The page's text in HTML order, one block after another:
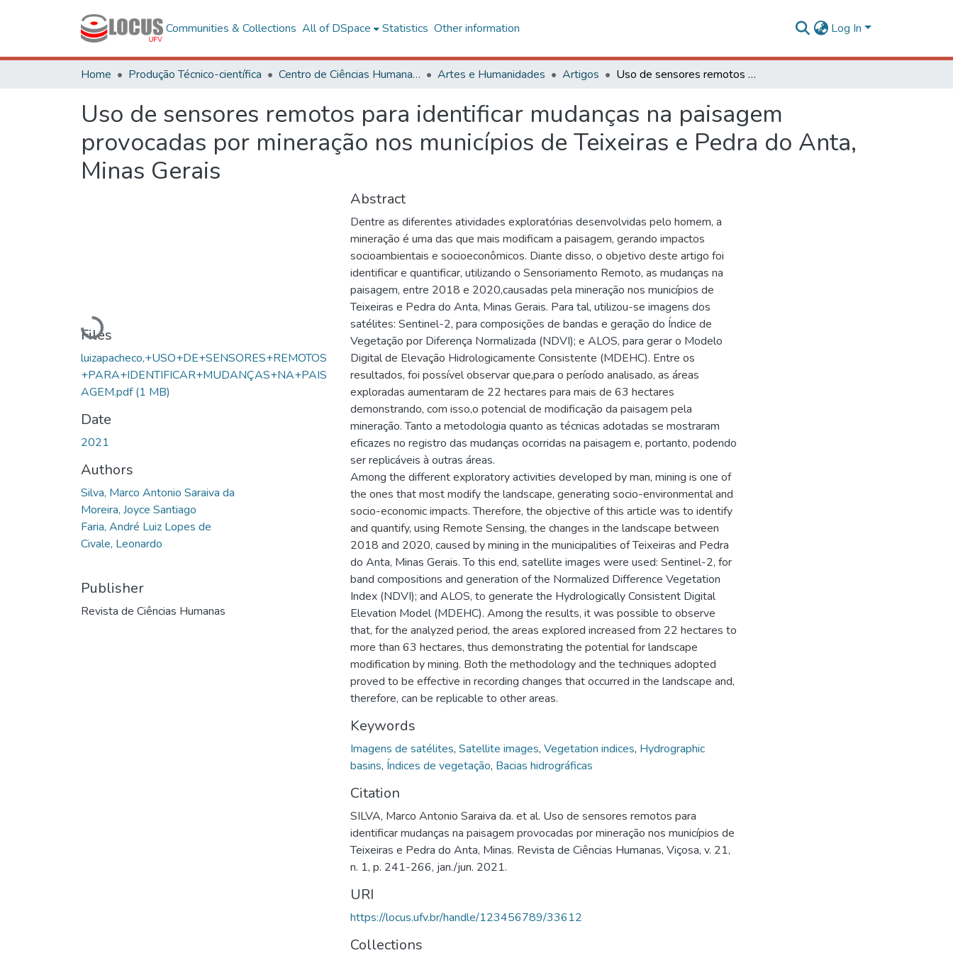
Communities & Collections All of DSpace Statistics Other information Log In
Home Produção Técnico-científica Centro de Ciências Humanas, Letras e Artes Artes e Humanidades Artigos Uso de sensores remotos para identificar mudanças na paisagem provocadas por mineração nos municípios de Teixeiras e Pedra do Anta, Minas Gerais
Uso de sensores remotos para identificar mudanças na paisagem
provocadas por mineração nos municípios de Teixeiras e Pedra do Anta,
Minas Gerais
Loading...
Files
luizapacheco,+USO+DE+SENSORES+REMOTOS
+PARA+IDENTIFICAR+MUDANÇAS+NA+PAIS
AGEM.pdf(1 MB)
Date
2021
Authors
Silva, Marco Antonio Saraiva da
Moreira, Joyce Santiago
Faria, André Luiz Lopes de
Civale, Leonardo
Publisher
Revista de Ciências Humanas
Abstract
Dentre as diferentes atividades exploratórias desenvolvidas pelo homem, a
mineração é uma das que mais modificam a paisagem, gerando impactos
socioambientais e socioeconômicos. Diante disso, o objetivo deste artigo foi
identificar e quantificar, utilizando o Sensoriamento Remoto, as mudanças na
paisagem, entre 2018 e 2020,causadas pela mineração nos municípios de
Teixeiras e Pedra do Anta, Minas Gerais. Para tal, utilizou-se imagens dos
satélites: Sentinel-2, para composições de bandas e geração do Índice de
Vegetação por Diferença Normalizada (NDVI); e ALOS, para gerar o Modelo
Digital de Elevação Hidrologicamente Consistente (MDEHC). Entre os
resultados, foi possível observar que,para o período analisado, as áreas
exploradas aumentaram de 22 hectares para mais de 63 hectares
demonstrando, com isso,o potencial de modificação da paisagem pela
mineração. Tanto a metodologia quanto as técnicas adotadas se mostraram
eficazes no registro das mudanças ocorridas na paisagem e, portanto, podendo
ser replicáveis à outras áreas.
Among the different exploratory activities developed by man, mining is one of
the ones that most modify the landscape, generating socio-environmental and
socio-economic impacts. Therefore, the objective of this article was to identify
and quantify, using Remote Sensing, the changes in the landscape between
2018 and 2020, caused by mining in the municipalities of Teixeiras and Pedra
do Anta, Minas Gerais. To this end, satellite images were used: Sentinel-2, for
band compositions and generation of the Normalized Difference Vegetation
Index (NDVI); and ALOS, to generate the Hydrologically Consistent Digital
Elevation Model (MDEHC). Among the results, it was possible to observe
that, for the analyzed period, the areas explored increased from 22 hectares to
more than 63 hectares, thus demonstrating the potential for landscape
modification by mining. Both the methodology and the techniques adopted
proved to be effective in recording changes that occurred in the landscape and,
therefore, can be replicable to other areas.
Keywords
Imagens de satélites, Satellite images, Vegetation indices, Hydrographic
basins, Índices de vegetação, Bacias hidrográficas
Citation
SILVA, Marco Antonio Saraiva da. et al. Uso de sensores remotos para
identificar mudanças na paisagem provocadas por mineração nos municípios de
Teixeiras e Pedra do Anta, Minas. Revista de Ciências Humanas, Viçosa, v. 21,
n. 1, p. 241-266, jan./jun. 2021.
URI
https://locus.ufv.br/handle/123456789/33612
Collections